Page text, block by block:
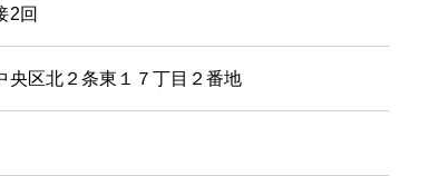
2回
央区北２条東１７丁目２番地